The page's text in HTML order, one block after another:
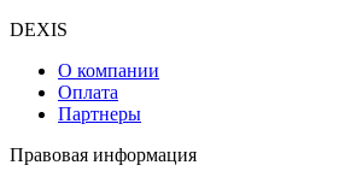
DEXIS
О компании
Оплата
Партнеры
Правовая информация